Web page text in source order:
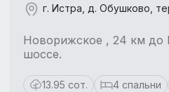
г. Истра, д. Обушково,
Новорижское , 24 км
шоссе.
13.95 сот. 4 спальни